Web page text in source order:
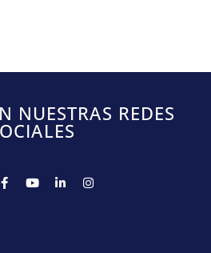
NUESTRAS REDES